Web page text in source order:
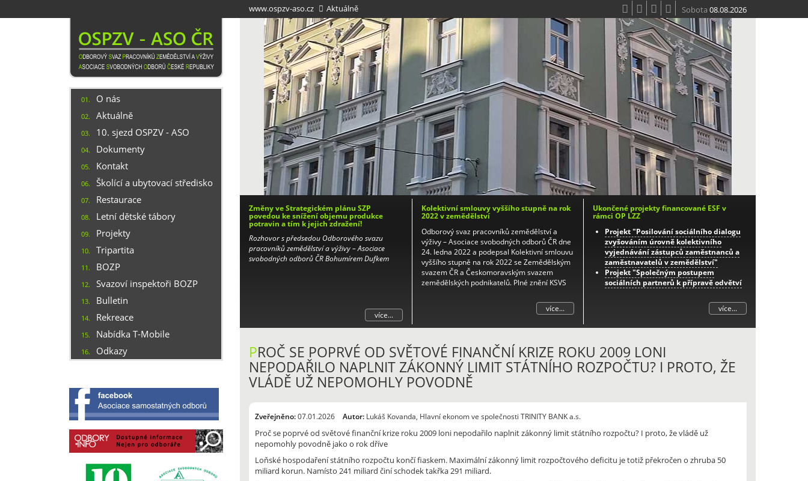
k
www.ospzv-aso.cz Aktuálně Sobota 08.08.2026
01. O nás
02. Aktuálně
03. 10. sjezd OSPZV - ASO
04. Dokumenty
05. Kontakt
06. Školící a ubytovací středisko
07. Restaurace
08. Letní dětské tábory
09. Projekty
10. Tripartita
11. BOZP
12. Svazoví inspektoři BOZP
13. Bulletin
14. Rekreace
15. Nabídka T-Mobile
16. Odkazy
Změny ve Strategickém plánu SZP
povedou ke snížení objemu produkce
potravin a tím k jejich zdražení!
Rozhovor s předsedou Odborového svazu
pracovníků zemědělství a výživy – Asociace
svobodných odborů ČR Bohumírem Dufkem
více...
Kolektivní smlouvy vyššího stupně na rok
2022 v zemědělství
Odborový svaz pracovníků zemědělství a
výživy – Asociace svobodných odborů ČR dne
24. ledna 2022 a podepsal Kolektivní smlouvu
vyššího stupně na rok 2022 se Zemědělským
svazem ČR a Českomoravským svazem
zemědělských podnikatelů. Plné znění KSVS
více...
Ukončené projekty financované ESF v
rámci OP LZZ
Projekt "Posilování sociálního dialogu
zvyšováním úrovně kolektivního
vyjednávání zástupců zaměstnanců a
zaměstnavatelů v zemědělství"
Projekt "Společným postupem
sociálních partnerů k přípravě odvětví
Další informace k tomuto projektu
Projekt "Posilování sociálního dialogu
prostřednictvím integrovaného
služeb"
vazbě na zákoník práce a úpravu
pracovněprávních vztahů“
více...
PROČ SE POPRVÉ OD SVĚTOVÉ FINANČNÍ KRIZE ROKU 2009 LONI
NEPODAŘILO NAPLNIT ZÁKONNÝ LIMIT STÁTNÍHO ROZPOČTU? I PROTO, ŽE
VLÁDĚ UŽ NEPOMOHLY POVODNĚ
Zveřejněno:07.01.2026 Autor: Lukáš Kovanda, Hlavní ekonom ve společnosti TRINITY BANK a.s.
Proč se poprvé od světové finanční krize roku 2009 loni nepodařilo naplnit zákonný limit státního rozpočtu? I proto, že vládě už
nepomohly povodně jako o rok dříve
Loňské hospodaření státního rozpočtu končí fiaskem. Maximální zákonný limit rozpočtového deficitu je totiž překročen o zhruba 50
miliard korun. Namísto 241 miliard činí schodek takřka 291 miliard.